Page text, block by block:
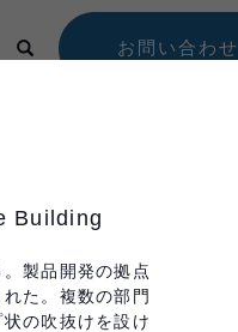
内
お問い合わせ
Projects
Building
製品開発の拠点
た。複数の部門
の吹抜けを設け